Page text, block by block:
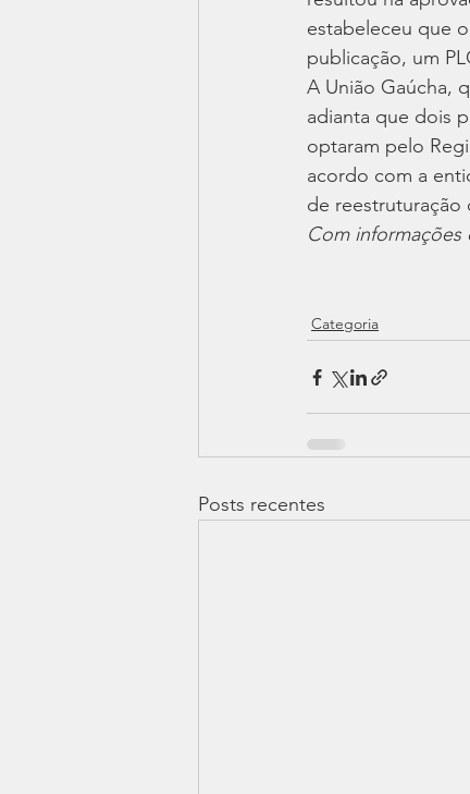
estabeleceu que
publicação, um
A União Gaúcha,
adianta que dois
optaram pelo
acordo com a
de reestruturação
Com informações
Categoria
Posts recentes